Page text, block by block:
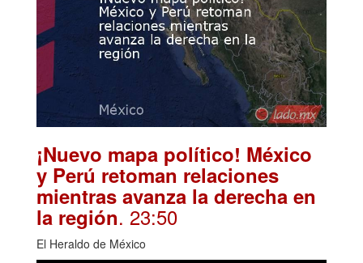
¡Nuevo mapa político! México
y Perú retoman relaciones
mientras avanza la derecha en
la región. 23:50
El Heraldo de México